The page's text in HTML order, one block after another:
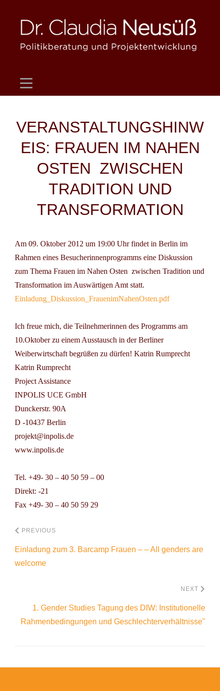
content
VERANSTALTUNGSHINW
EIS: FRAUEN IM NAHEN
OSTEN  ZWISCHEN
TRADITION UND
TRANSFORMATION
Am 09. Oktober 2012 um 19:00 Uhr findet in Berlin im
Rahmen eines Besucherinnenprogramms eine Diskussion
zum Thema Frauen im Nahen Osten  zwischen Tradition und
Transformation  im Auswärtigen Amt statt.
Einladung_Diskussion_FrauenimNahenOsten.pdf
Ich freue mich, die Teilnehmerinnen des Programms am
10.Oktober zu einem Ausstausch in der Berliner
Weiberwirtschaft begrüßen zu dürfen! Katrin Rumprecht
Katrin Rumprecht
Project Assistance
INPOLIS UCE GmbH
Dunckerstr. 90A
D -10437 Berlin
projekt@inpolis.de
www.inpolis.de
Tel. +49- 30 – 40 50 59 – 00
Direkt: -21
Fax +49- 30 – 40 50 59 29
Beitragsnavigation
PREVIOUS
Einladung zum 3. Barcamp Frauen – – All genders are
welcome
NEXT
1. Gender Studies Tagung des DIW: Institutionelle
Rahmenbedingungen und Geschlechterverhältnisse"